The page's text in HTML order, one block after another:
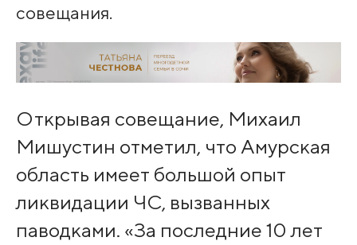
совещания.
Открывая совещание, Михаил
Мишустин отм­етил, что Амурская
область имеет большой опыт
ликвидации ЧС, вызванных
паводками. «За последние 10 лет